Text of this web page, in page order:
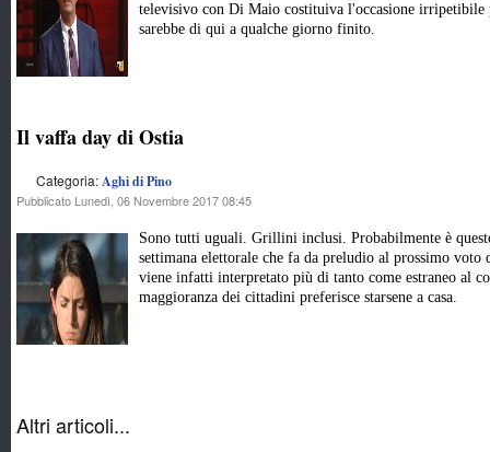
televisivo con Di Maio costituiva l'occasione
sarebbe di qui a qualche giorno finito.
Il vaffa day di Ostia
Categoria:Aghi di Pino
Pubblicato Lunedì, 06 Novembre 2017 08:45
Sono tutti uguali. Grillini inclusi. Probabilmente è
settimana elettorale che fa da preludio al prossimo
viene infatti interpretato più di tanto come estraneo al
maggioranza dei cittadini preferisce starsene a casa.
Altri articoli...